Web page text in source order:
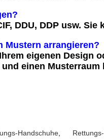
DDU, DDP usw.
Mustern arrangieren?
eigenen Design
einen Musterraum
Handschuhe